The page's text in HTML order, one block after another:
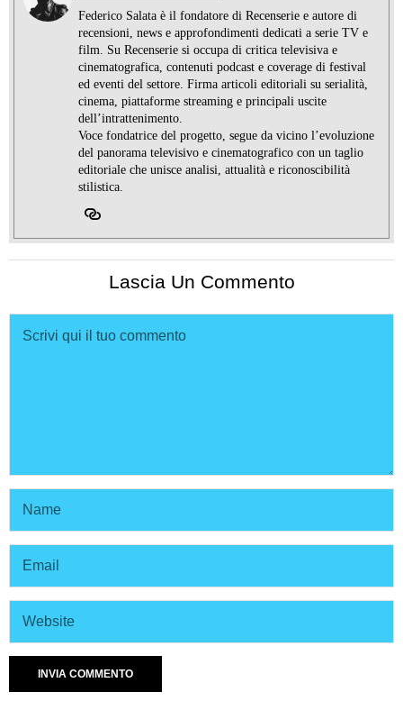
Federico Salata è il fondatore di Recenserie e autore di
recensioni, news e approfondimenti dedicati a serie TV e
film. Su Recenserie si occupa di critica televisiva e
cinematografica, contenuti podcast e coverage di festival
ed eventi del settore. Firma articoli editoriali su serialità,
cinema, piattaforme streaming e principali uscite
dell’intrattenimento.
Voce fondatrice del progetto, segue da vicino l’evoluzione
del panorama televisivo e cinematografico con un taglio
editoriale che unisce analisi, attualità e riconoscibilità
stilistica.
Lascia Un Commento